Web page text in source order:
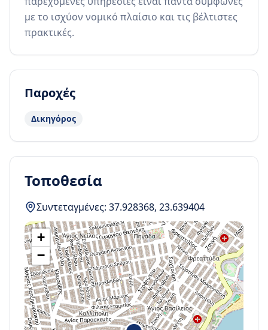
με το ισχύον νομικό πλαίσιο και τις βέλτιστες
πρακτικές.
Παροχές
Δικηγόρος
Τοποθεσία
Συντεταγμένες: 37.928368, 23.639404
+
−